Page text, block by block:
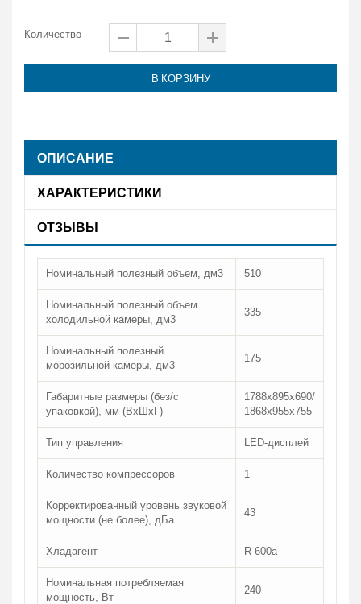
Количество
В КОРЗИНУ
ОПИСАНИЕ
ХАРАКТЕРИСТИКИ
ОТЗЫВЫ
Номинальный полезный объем, дм3 510
Номинальный полезный объем
холодильной камеры, дм3
335
Номинальный полезный
морозильной камеры, дм3
175
Габаритные размеры (без/с
упаковкой), мм (ВхШхГ)
1788х895х690/
1868х955х755
Тип управления LED-дисплей
Количество компрессоров 1
Корректированный уровень звуковой
мощности (не более), дБа
43
Хладагент R-600a
Номинальная потребляемая
мощность, Вт
240